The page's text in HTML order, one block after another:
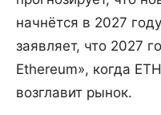
начнётся в 2027
заявляет, что 2027
Ethereum», когда
возглавит рынок.